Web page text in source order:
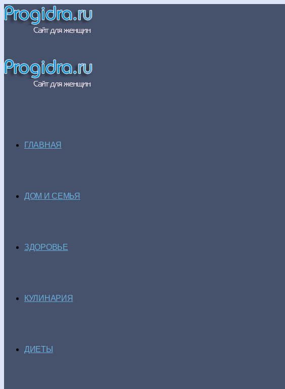
ГЛАВНАЯ
ДОМ И СЕМЬЯ
ЗДОРОВЬЕ
КУЛИНАРИЯ
ДИЕТЫ